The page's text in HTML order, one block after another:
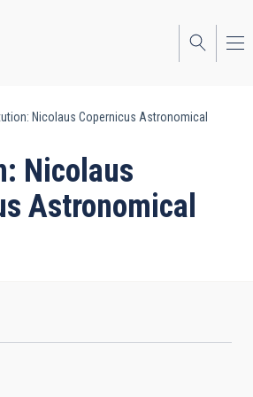
Nicolaus Copernicus Astronomical
Nicolaus
Astronomical